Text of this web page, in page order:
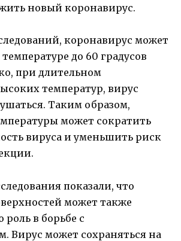
новый коронавирус.
коронавирус может
до 60 градусов
при длительном
температур, вирус
Таким образом,
может сократить
вируса и уменьшить риск
показали, что
может также
в борьбе с
Вирус может сохраняться на